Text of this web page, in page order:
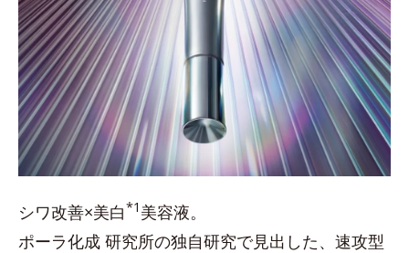
シワ改善×美白*1 美容液。
ポーラ化成 研究所の独自研究で見出した、速攻型